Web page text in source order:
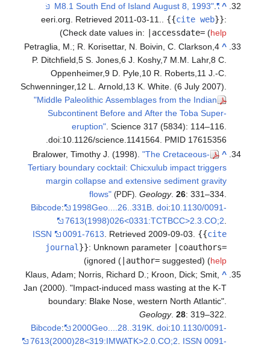
^
"M8.1 South End of Island August 8, 1993"
.
eeri.org
. Retrieved 2011-03-11. {{cite web}}
Check date values in:
|accessdate=(help
)
^
Petraglia, M.; R. Korisettar, N. Boivin, C. Clarkson,4
P. Ditchfield,5 S. Jones,6 J. Koshy,7 M.M. Lahr,8 C.
Oppenheimer,9 D. Pyle,10 R. Roberts,11 J.-C.
Schwenninger,12 L. Arnold,13 K. White. (6 July 2007).
"Middle Paleolithic Assemblages from the Indian
Subcontinent Before and After the Toba Super-
eruption" . Science 317 (5834): 114–116.
doi:10.1126/science.1141564. PMID 17615356.
^
Bralower, Timothy J. (1998)."The Cretaceous-
Tertiary boundary cocktail: Chicxulub impact triggers
margin collapse and extensive sediment gravity
flows" (PDF) .Geology .26 : 331–334.
Bibcode: 1998Geo....26..331B .doi:10.1130/0091-
7613(1998)026<0331:TCTBCC>2.3.CO;2
ISSN
0091-7613 . Retrieved2009-09-03 {{cite
journal}} :Unknown parameter
|coauthors=
ignored ( |author=suggested) (help
)
^
Klaus, Adam; Norris, Richard D.; Kroon, Dick; Smit,
Jan (2000). "Impact-induced mass wasting at the K-T
boundary: Blake Nose, western North Atlantic".
Geology .28 : 319–322.
Bibcode: 2000Geo....28..319K .doi:10.1130/0091-
7613(2000)28<319:IMWATK>2.0.CO;2
.ISSN 0091-